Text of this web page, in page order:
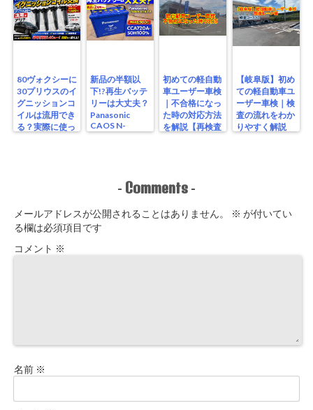
80ヴォクシーに
30プリウスのイ
グニッションコ
イルは流用でき
る？実際に使っ
新品の半額以
下!?再生バッテ
リーは大丈夫？
Panasonic
CAOS N-
S115/A4を実測
初めての軽自動
車ユーザー車検
｜不合格になっ
た時の対応方法
を解説【再検査
【岐阜版】初め
ての軽自動車ユ
ーザー車検｜検
査の流れをわか
りやすく解説
- Comments -
メールアドレスが公開されることはありません。 ※ が付いてい
る欄は必須項目です
コメント ※
名前 ※